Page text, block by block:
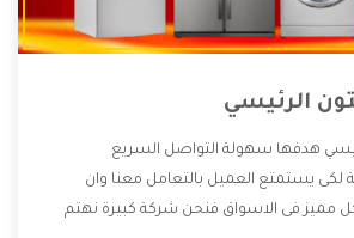
الرئيسي
هدفها سهولة التواصل السريع
لكى يستمتع العميل بالتعامل معنا وان
مميز فى الاسواق فنحن شركة كبيرة نهتم